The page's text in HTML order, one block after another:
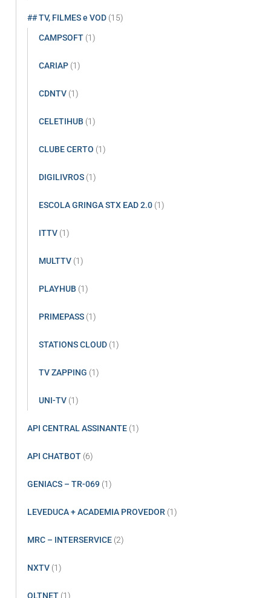
## TV, FILMES e VOD (15)
CAMPSOFT (1)
CARIAP (1)
CDNTV (1)
CELETIHUB (1)
CLUBE CERTO (1)
DIGILIVROS (1)
ESCOLA GRINGA STX EAD 2.0 (1)
ITTV (1)
MULTTV (1)
PLAYHUB (1)
PRIMEPASS (1)
STATIONS CLOUD (1)
TV ZAPPING (1)
UNI-TV (1)
API CENTRAL ASSINANTE (1)
API CHATBOT (6)
GENIACS – TR-069 (1)
LEVEDUCA + ACADEMIA PROVEDOR (1)
MRC – INTERSERVICE (2)
NXTV (1)
OLTNET (1)